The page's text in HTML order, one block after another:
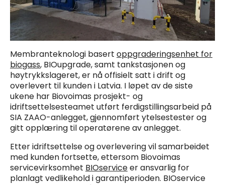
Membranteknologi basert oppgraderingsenhet for
biogass, BIOupgrade, samt tankstasjonen og
høytrykkslageret, er nå offisielt satt i drift og
overlevert til kunden i Latvia. I løpet av de siste
ukene har Biovoimas prosjekt- og
idriftsettelsesteamet utført ferdigstillingsarbeid på
SIA ZAAO-anlegget, gjennomført ytelsestester og
gitt opplæring til operatørene av anlegget.
Etter idriftsettelse og overlevering vil samarbeidet
med kunden fortsette, ettersom Biovoimas
servicevirksomhet BIOserviceer ansvarlig for
planlagt vedlikehold i garantiperioden. BIOservice